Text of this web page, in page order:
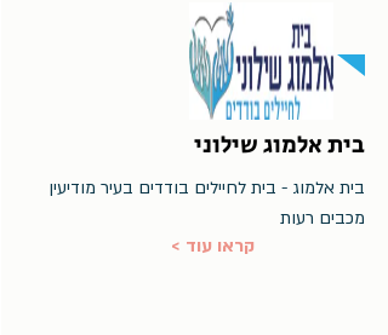
בית אלמוג שילוני
בית אלמוג - בית לחיילים בודדים בעיר מודיעין
מכבים רעות
< קראו עוד